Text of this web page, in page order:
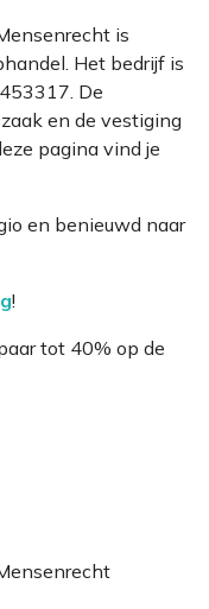
is
Het bedrijf is
De
en de vestiging
pagina vind je
en benieuwd naar
!
tot 40% op de